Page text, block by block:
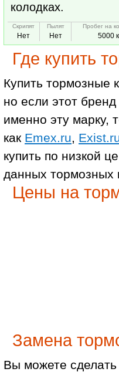
колодках.
Скрипят
Нет
Пылят
Нет
Пробег на
5000
Где купить
Купить тормозные
но если этот
именно эту марку,
как Emex.ru,
купить по низкой
данных тормозных
Цены на
Замена
Вы можете